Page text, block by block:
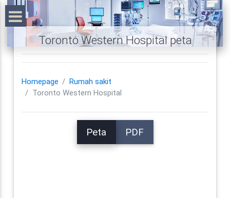
Toronto Western Hospital peta
Homepage
Rumah sakit
Toronto Western Hospital
Peta PDF